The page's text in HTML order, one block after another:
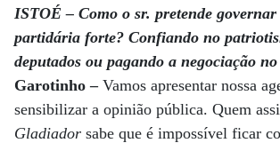
ISTOÉ – Como o sr. pretende governar
partidária forte? Confiando no
deputados ou pagando a negociação
Garotinho –Vamos apresentar nossa
sensibilizar a opinião pública. Quem
Gladiador sabe que é impossível ficar